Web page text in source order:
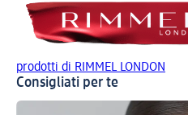
prodotti di RIMMEL LONDON
Consigliati per te